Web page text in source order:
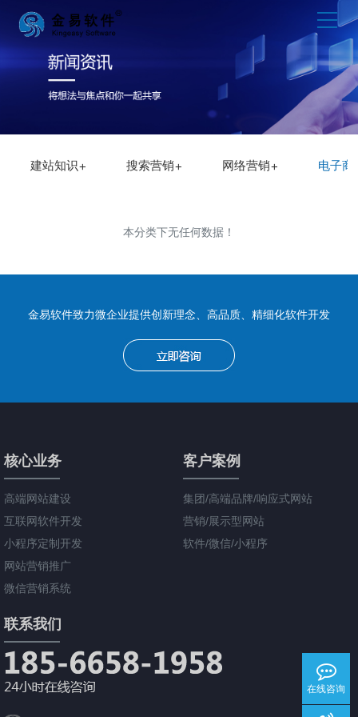
建站知识 搜索营销 网络营销 电子商
本分类下无任何数据！
金易软件致力微企业提供创新理念、高品质、精细化软件开发
核心业务
高端网站建设
互联网软件开发
小程序定制开发
网站营销推广
微信营销系统
客户案例
集团/高端品牌/响应式网站
营销/展示型网站
软件/微信/小程序
联系我们
在线咨询